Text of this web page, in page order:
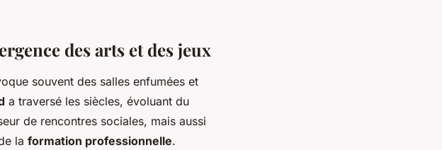
des arts et des jeux
souvent des salles enfumées et
a traversé les siècles, évoluant du
de rencontres sociales, mais aussi
la formation professionnelle.